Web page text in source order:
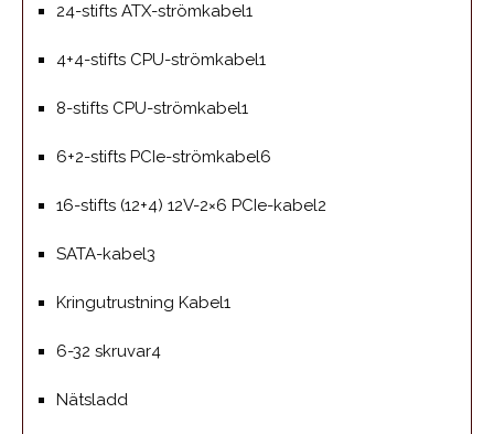
24-stifts ATX-strömkabel1
4+4-stifts CPU-strömkabel1
8-stifts CPU-strömkabel1
6+2-stifts PCIe-strömkabel6
16-stifts (12+4) 12V-2×6 PCIe-kabel2
SATA-kabel3
Kringutrustning Kabel1
6-32 skruvar4
Nätsladd